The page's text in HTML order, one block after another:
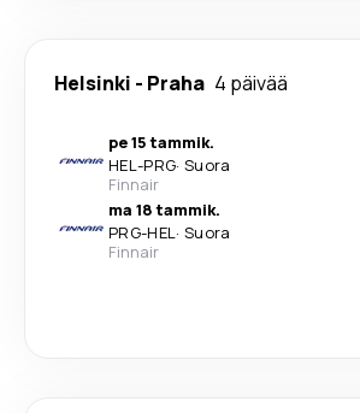
Helsinki - Praha 4 päivää
pe 15 tammik.
HEL-PRG· Suora
Finnair
ma 18 tammik.
PRG-HEL· Suora
Finnair